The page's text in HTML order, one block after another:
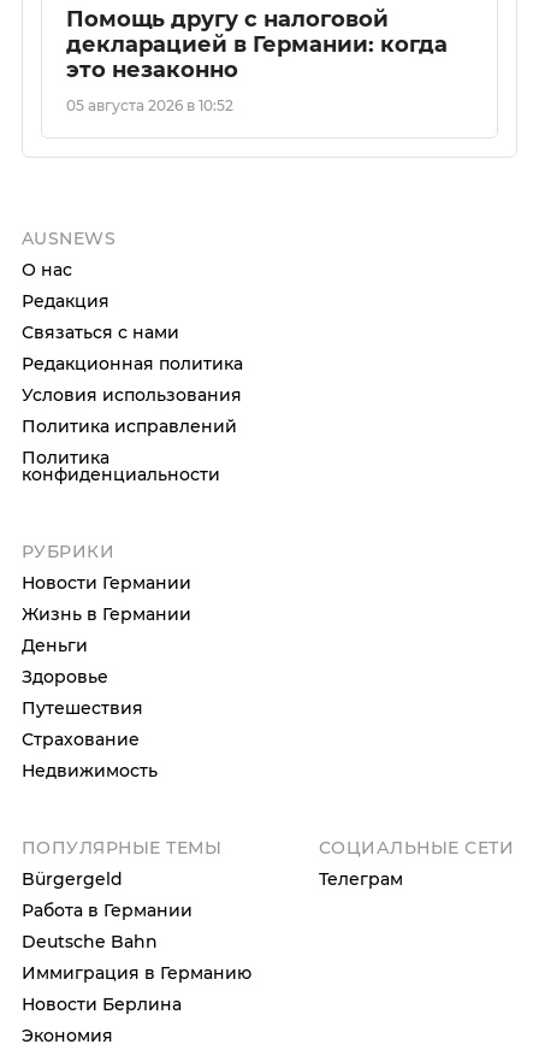
Помощь другу с налоговой
декларацией в Германии: когда
это незаконно
05 августа 2026 в 10:52
AUSNEWS
О нас
Редакция
Связаться с нами
Редакционная политика
Условия использования
Политика исправлений
Политика
конфиденциальности
РУБРИКИ
Новости Германии
Жизнь в Германии
Деньги
Здоровье
Путешествия
Страхование
Недвижимость
ПОПУЛЯРНЫЕ ТЕМЫ
Bürgergeld
Работа в Германии
Deutsche Bahn
Иммиграция в Германию
Новости Берлина
Экономия
СОЦИАЛЬНЫЕ СЕТИ
Телеграм